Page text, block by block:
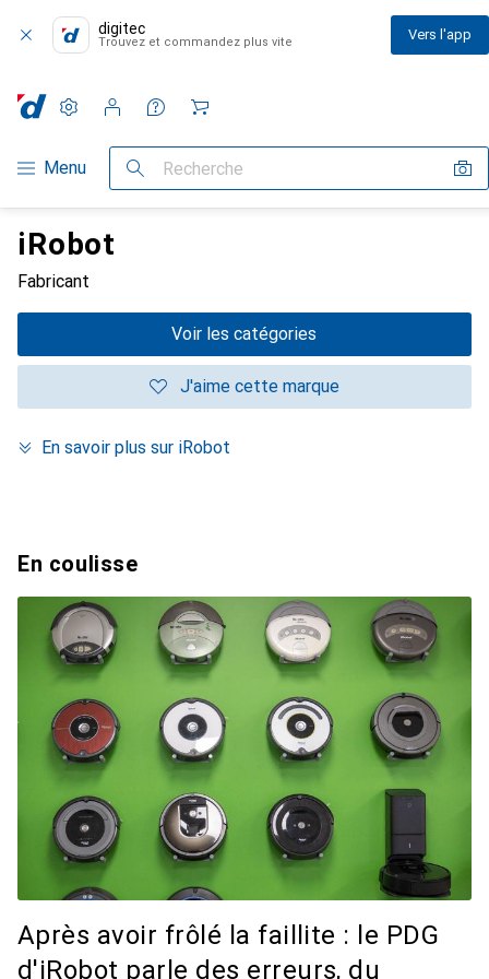
digitec
Trouvez et commandez plus vite Vers l'app
Navigation par catégorie
Menu Recherche
Paramètres
Compte client
Listes de comparaison
Listes d'envies
Panier
iRobot
Fabricant
Voir les catégories
J'aime cette marque
En savoir plus sur iRobot
En coulisse
Après avoir frôlé la faillite : le PDG
d'iRobot parle des erreurs, du